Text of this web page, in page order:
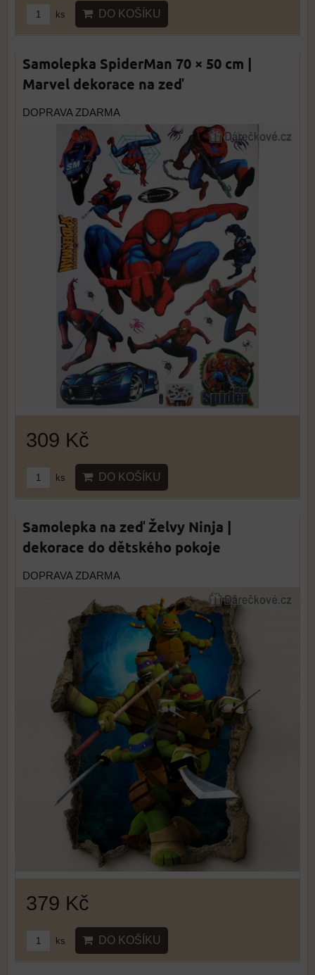
ks DO KOŠÍKU
Samolepka SpiderMan 70 × 50 cm |
Marvel dekorace na zeď
DOPRAVA ZDARMA
309 Kč
ks DO KOŠÍKU
Samolepka na zeď Želvy Ninja |
dekorace do dětského pokoje
DOPRAVA ZDARMA
379 Kč
ks DO KOŠÍKU